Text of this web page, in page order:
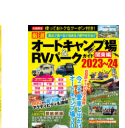
超テンコ盛り!!